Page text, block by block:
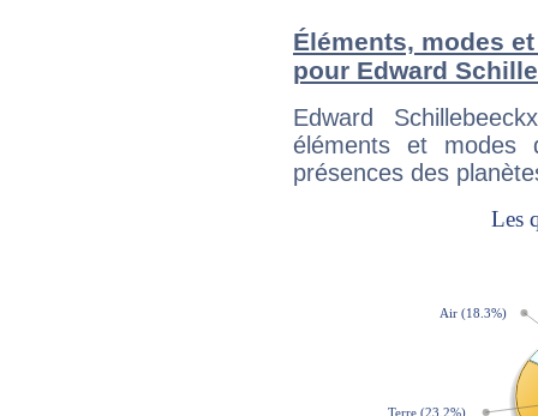
Éléments, modes
pour Edward
Edward
éléments et modes
présences des